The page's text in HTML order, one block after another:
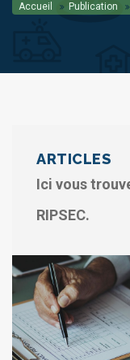
Accueil Publication
ARTICLES
Ici vous
RIPSEC.